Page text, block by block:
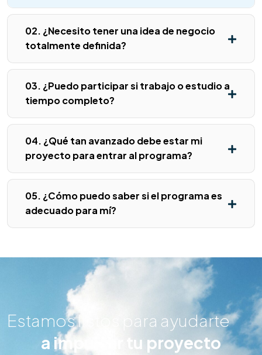
02. ¿Necesito tener una idea de negocio
totalmente definida?
03. ¿Puedo participar si trabajo o estudio a
tiempo completo?
04. ¿Qué tan avanzado debe estar mi
proyecto para entrar al programa?
05. ¿Cómo puedo saber si el programa es
adecuado para mí?
Estamos listos para ayudarte
a impulsar tu proyecto